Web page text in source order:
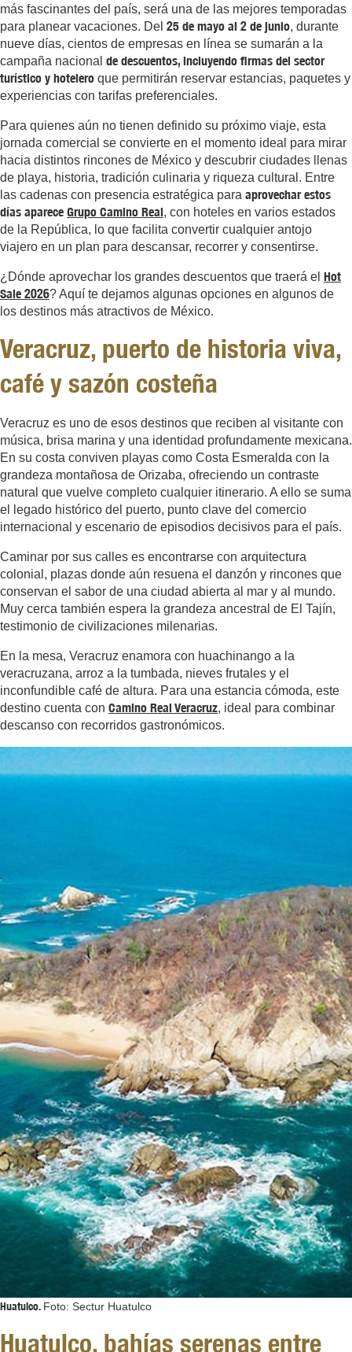
más fascinantes del país, será una de las mejores temporadas
para planear vacaciones. Del 25 de mayo al 2 de junio, durante
nueve días, cientos de empresas en línea se sumarán a la
campaña nacional de descuentos, incluyendo firmas del sector
turístico y hotelero que permitirán reservar estancias, paquetes y
experiencias con tarifas preferenciales.
Para quienes aún no tienen definido su próximo viaje, esta
jornada comercial se convierte en el momento ideal para mirar
hacia distintos rincones de México y descubrir ciudades llenas
de playa, historia, tradición culinaria y riqueza cultural. Entre
las cadenas con presencia estratégica para aprovechar estos
días aparece Grupo Camino Real, con hoteles en varios estados
de la República, lo que facilita convertir cualquier antojo
viajero en un plan para descansar, recorrer y consentirse.
¿Dónde aprovechar los grandes descuentos que traerá el Hot
Sale 2026? Aquí te dejamos algunas opciones en algunos de
los destinos más atractivos de México.
Veracruz, puerto de historia viva,
café y sazón costeña
Veracruz es uno de esos destinos que reciben al visitante con
música, brisa marina y una identidad profundamente mexicana.
En su costa conviven playas como Costa Esmeralda con la
grandeza montañosa de Orizaba, ofreciendo un contraste
natural que vuelve completo cualquier itinerario. A ello se suma
el legado histórico del puerto, punto clave del comercio
internacional y escenario de episodios decisivos para el país.
Caminar por sus calles es encontrarse con arquitectura
colonial, plazas donde aún resuena el danzón y rincones que
conservan el sabor de una ciudad abierta al mar y al mundo.
Muy cerca también espera la grandeza ancestral de El Tajín,
testimonio de civilizaciones milenarias.
En la mesa, Veracruz enamora con huachinango a la
veracruzana, arroz a la tumbada, nieves frutales y el
inconfundible café de altura. Para una estancia cómoda, este
destino cuenta con Camino Real Veracruz, ideal para combinar
descanso con recorridos gastronómicos.
Huatulco. Foto: Sectur Huatulco
Huatulco, bahías serenas entre